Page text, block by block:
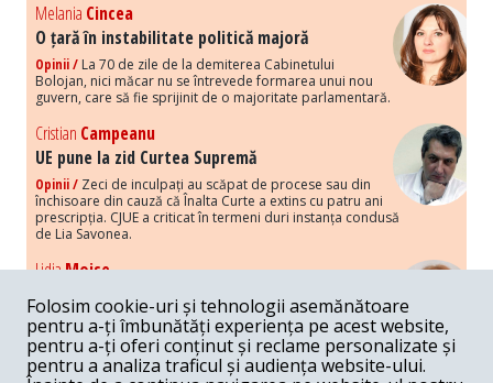
Melania Cincea
O țară în instabilitate politică majoră
Opinii / La 70 de zile de la demiterea Cabinetului
Bolojan, nici măcar nu se întrevede formarea unui nou
guvern, care să fie sprijinit de o majoritate parlamentară.
Cristian Campeanu
UE pune la zid Curtea Supremă
Opinii / Zeci de inculpați au scăpat de procese sau din
închisoare din cauză că Înalta Curte a extins cu patru ani
prescripția. CJUE a criticat în termeni duri instanța condusă
de Lia Savonea.
LidiaMoise
Costurile economice ale haosului politic
Opinii / Economia nu poate rezista cu retorica falsă a
susținerii intereselor poporului, care, de fapt, ascunde
obsesia menținerii privilegiilor și a averilor unor caste.
Folosim cookie-uri și tehnologii asemănătoare
pentru a-ți îmbunătăți experiența pe acest website,
pentru a-ți oferi conținut și reclame personalizate și
pentru a analiza traficul și audiența website-ului.